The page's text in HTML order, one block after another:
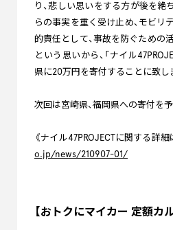
り、悲しい思いをする方が後を絶
らの事実を重く受け止め、モビリ
的責任として、事故を防ぐための
という思いから、「ナイル
県に20万円を寄付することに致し
次回は宮崎県、福岡県への寄付を
《ナイル47PROJECTに関する詳細
o.jp/news/210907-01/
【おトクにマイカー 定額カ